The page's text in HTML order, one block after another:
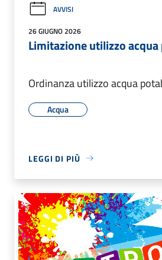
AVVISI
26 GIUGNO 2026
Limitazione utilizzo
Ordinanza utilizzo acqua
Acqua
LEGGI DI PIÙ